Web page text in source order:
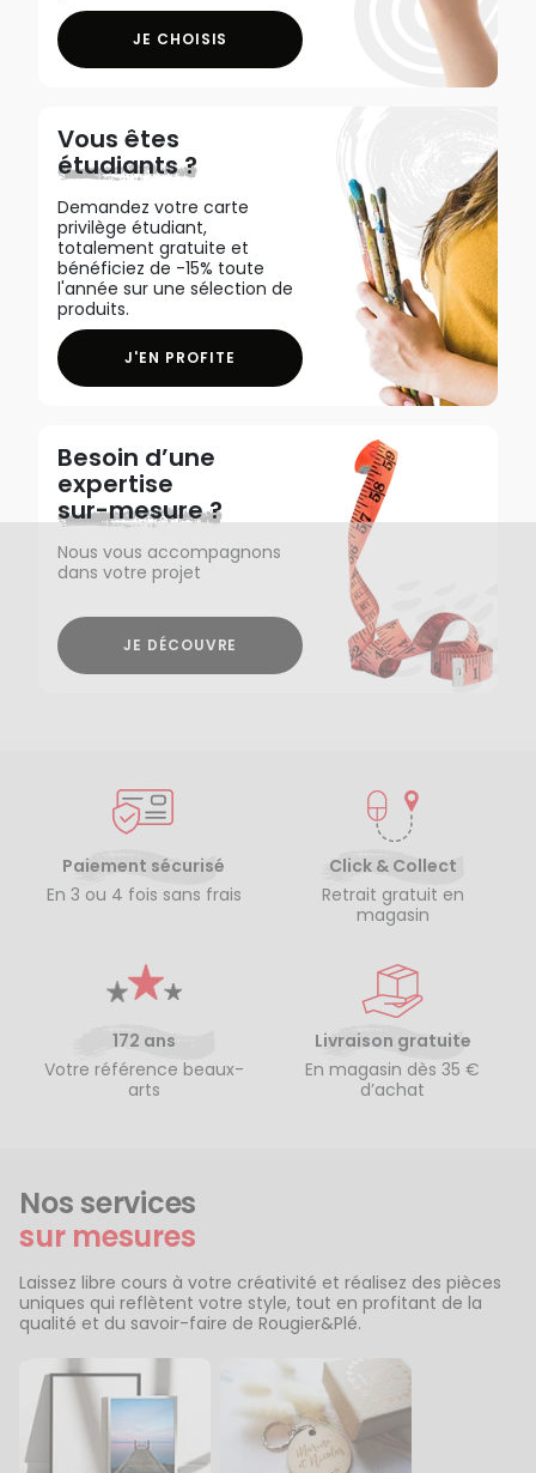
JE CHOISIS
Vous êtes
étudiants ?
Demandez votre carte
privilège étudiant,
totalement gratuite et
bénéficiez de -15% toute
l'année sur une sélection de
produits.
J'EN PROFITE
Besoin d’une
expertise
sur-mesure ?
Nous vous accompagnons
dans votre projet
JE DÉCOUVRE
Paiement sécurisé
En 3 ou 4 fois sans frais
Click & Collect
Retrait gratuit en
magasin
172 ans
Votre référence beaux-
arts
Livraison gratuite
En magasin dès 35 €
d’achat
Nos services
sur mesures
Laissez libre cours à votre créativité et réalisez des pièces
uniques qui reflètent votre style, tout en profitant de la
qualité et du savoir-faire de Rougier&Plé.